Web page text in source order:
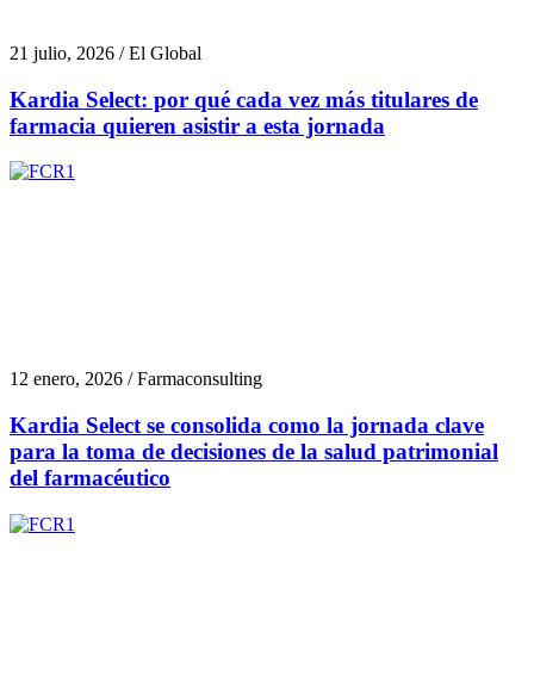
21 julio, 2026 / El Global
Kardia Select: por qué cada vez más titulares de
farmacia quieren asistir a esta jornada
12 enero, 2026 / Farmaconsulting
Kardia Select se consolida como la jornada clave
para la toma de decisiones de la salud patrimonial
del farmacéutico